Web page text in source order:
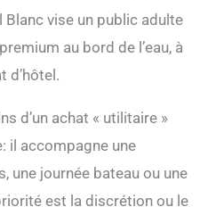
vise un public adulte
au bord de l’eau, à
d’hôtel.
d’un achat « utilitaire »
il accompagne une
une journée bateau ou une
est la discrétion ou le